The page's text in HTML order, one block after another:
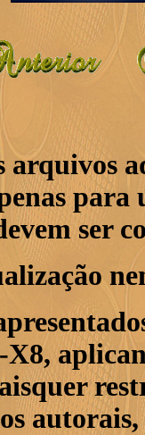
arquivos
para
ser